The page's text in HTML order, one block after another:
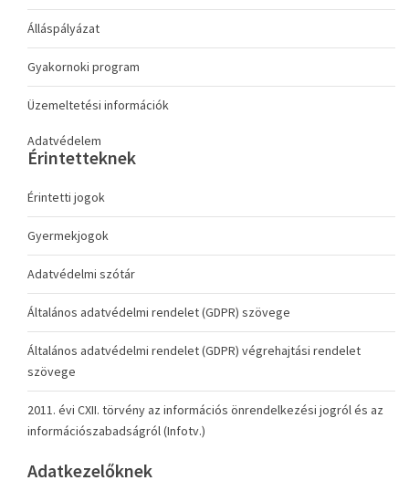
Álláspályázat
Gyakornoki program
Üzemeltetési információk
Adatvédelem
Érintetteknek
Érintetti jogok
Gyermekjogok
Adatvédelmi szótár
Általános adatvédelmi rendelet (GDPR) szövege
Általános adatvédelmi rendelet (GDPR) végrehajtási rendelet
szövege
2011. évi CXII. törvény az információs önrendelkezési jogról és az
információszabadságról (Infotv.)
Adatkezelőknek